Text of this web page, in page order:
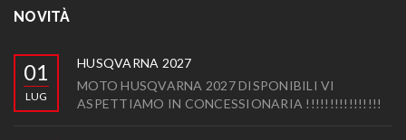
NOVITÀ
01
LUG
HUSQVARNA 2027
MOTO HUSQVARNA 2027 DISPONIBILI VI
ASPETTIAMO IN CONCESSIONARIA !!!!!!!!!!!!!!!!